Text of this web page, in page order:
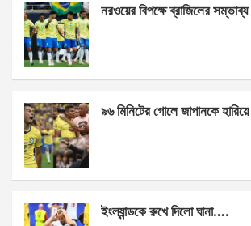
b
o
o
k
n
g
er
s
p
e
নরওয়ের বিপক্ষে ব্রাজিলের
৯৬ মিনিটের গোলে জাপানকে
ইংল্যান্ডকে রুখে দিলো ঘানা….